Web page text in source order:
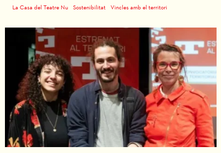
La Casa del Teatre Nu Sostenibilitat Vincles amb el territori